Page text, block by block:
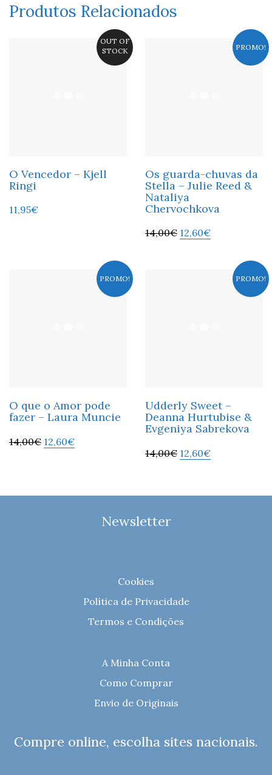
Produtos Relacionados
OUT OF
STOCK
O Vencedor – Kjell
Ringi
11,95€
PROMO!
Os guarda-chuvas da
Stella – Julie Reed &
Nataliya
Chervochkova
14,00€ 12,60€
PROMO!
O que o Amor pode
fazer – Laura Muncie
14,00€ 12,60€
PROMO!
Udderly Sweet –
Deanna Hurtubise &
Evgeniya Sabrekova
14,00€ 12,60€
Newsletter
Cookies
Política de Privacidade
Termos e Condições
A Minha Conta
Como Comprar
Envio de Originais
Compre online, escolha sites nacionais.